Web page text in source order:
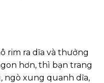
rim ra dĩa và thưởng
hơn, thì bạn trang
ngò xung quanh dĩa,